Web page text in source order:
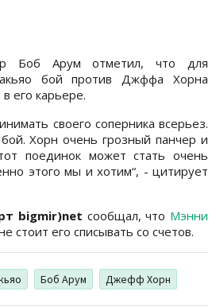
Боб Арум отметил, что для
бой против Джффа Хорна
его карьере.
своего соперника всерьез.
Хорн очень грозный панчер и
поединок может стать очень
этого мы и хотим“, - цитирует
bigmir)net сообщал, что Мэнни
стоит его списывать со счетов.
Боб Арум Джефф Хорн